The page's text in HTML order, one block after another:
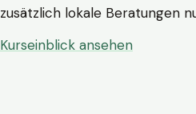
zusätzlich lokale Beratungen
Kurseinblick ansehen